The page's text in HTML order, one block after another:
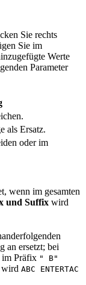
Sie rechts
Sie im
Werte
Parameter
als Ersatz.
oder im
wenn im gesamten
und Suffix wird
an ersetzt; bei
im Präfix " B"
wird ABC ENTERTAC